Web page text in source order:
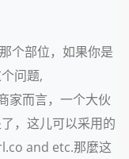
个部位，如果你是
问题,
家而言，一个大伙
，这儿可以采用的
and etc.那麼这